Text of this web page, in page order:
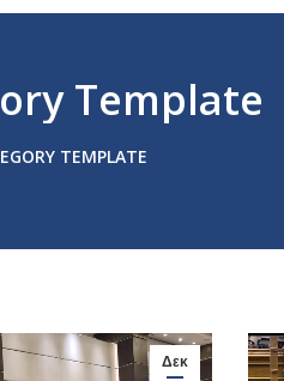
Template
TEMPLATE
Δεκ